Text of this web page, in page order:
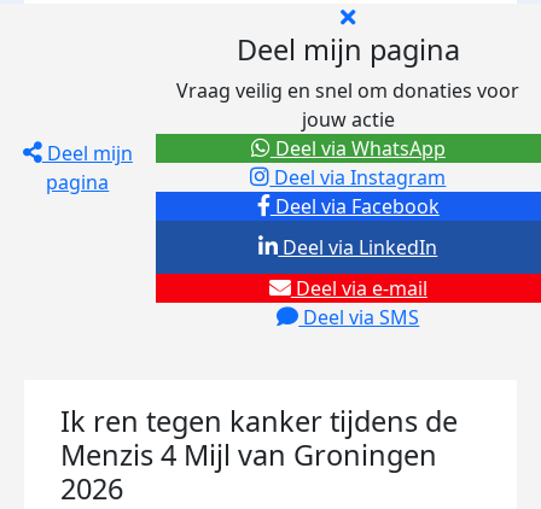
Deel mijn
pagina
Deel mijn pagina
Vraag veilig en snel om donaties voor
jouw actie
Deel via Facebook
Deel via Instagram
Deel via e-mail
Deel via SMS
Deel via LinkedIn
Deel via WhatsApp
Ik ren tegen kanker tijdens de
Menzis 4 Mijl van Groningen
2026